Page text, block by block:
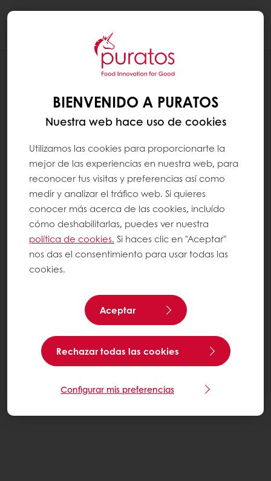
RECETAS
BIENVENIDO A PURATOS
Nuestra web hace uso de cookies
Utilizamos las cookies para proporcionarte la
mejor de las experiencias en nuestra web, para
reconocer tus visitas y preferencias así como
medir y analizar el tráfico web. Si quieres
conocer más acerca de las cookies, incluído
cómo deshabilitarlas, puedes ver nuestra
política de cookies. Si haces clic en "Aceptar"
nos das el consentimiento para usar todas las
cookies.
Aceptar
Rechazar todas las cookies
Configurar mis preferencias